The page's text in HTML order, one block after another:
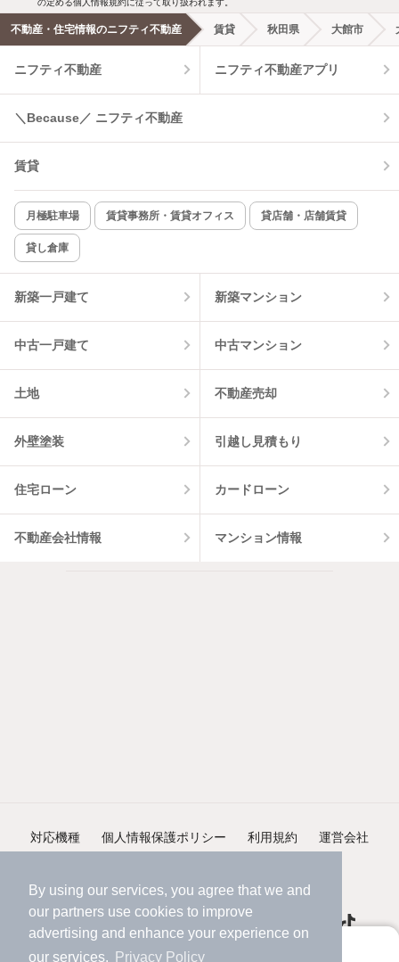
By using our services, you agree that we and
our partners use cookies to improve
advertising and enhance your experience on
our services.
Privacy Policy
アプリに切り替えて、サクサクお部屋探し
不動産・住宅情報のニフティ不動産 賃貸 秋田県 大館市
ニフティ不動産 ニフティ不動産アプリ
＼Because／ ニフティ不動産
賃貸
月極駐車場 賃貸事務所・賃貸オフィス 貸店舗・店舗賃貸
貸し倉庫
新築一戸建て 新築マンション
中古一戸建て 中古マンション
土地 不動産売却
外壁塗装 引越し見積もり
住宅ローン カードローン
不動産会社情報 マンション情報
対応機種 個人情報保護ポリシー 利用規約 運営会社